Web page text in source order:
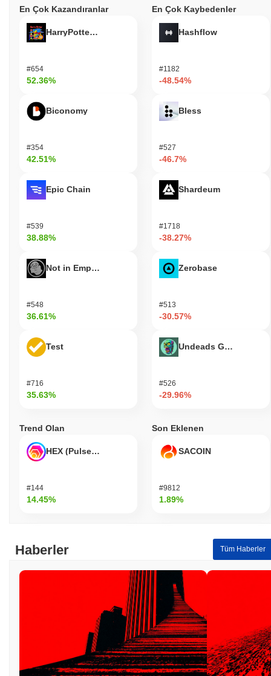
En Çok Kazandıranlar
HarryPotterObamaSonic10Inu (ETH)
#654
52.36%
Biconomy
#354
42.51%
Epic Chain
#539
38.88%
Not in Employment, Education, or Training
#548
36.61%
Test
#716
35.63%
En Çok Kaybedenler
Hashflow
#1182
-48.54%
Bless
#527
-46.7%
Shardeum
#1718
-38.27%
Zerobase
#513
-30.57%
Undeads Games
#526
-29.96%
Trend Olan
HEX (Pulsechain)
#144
14.45%
Son Eklenen
SACOIN
#9812
1.89%
Haberler Tüm Haberler